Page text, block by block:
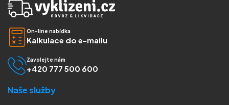
On-line nabídka
Kalkulace do e-mailu
Zavolejte nám
+420 777 500 600
Naše služby